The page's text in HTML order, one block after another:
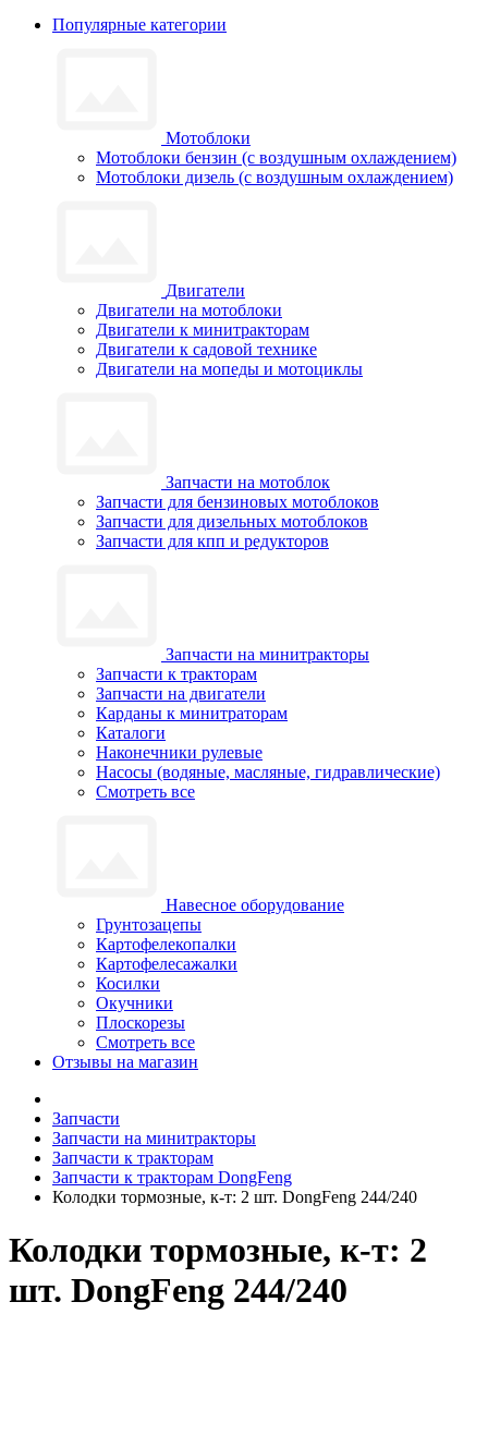
Популярные категории
Мотоблоки
Мотоблоки бензин (с воздушным охлаждением)
Мотоблоки дизель (с воздушным охлаждением)
Двигатели
Двигатели на мотоблоки
Двигатели к минитракторам
Двигатели к садовой технике
Двигатели на мопеды и мотоциклы
Запчасти на мотоблок
Запчасти для бензиновых мотоблоков
Запчасти для дизельных мотоблоков
Запчасти для кпп и редукторов
Запчасти на минитракторы
Запчасти к тракторам
Запчасти на двигатели
Карданы к минитраторам
Каталоги
Наконечники рулевые
Насосы (водяные, масляные, гидравлические)
Смотреть все
Навесное оборудование
Грунтозацепы
Картофелекопалки
Картофелесажалки
Косилки
Окучники
Плоскорезы
Смотреть все
Отзывы на магазин
Запчасти
Запчасти на минитракторы
Запчасти к тракторам
Запчасти к тракторам DongFeng
Колодки тормозные, к-т: 2 шт. DongFeng 244/240
Колодки тормозные, к-т: 2
шт. DongFeng 244/240